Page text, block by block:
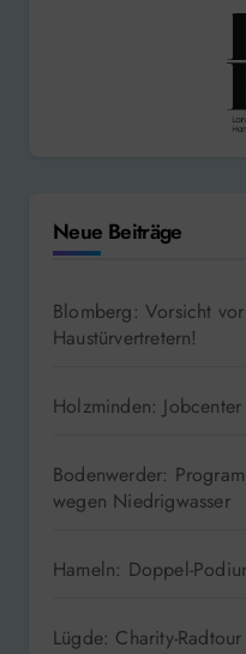
Neue Beiträge
Blomberg: Vorsicht
Haustürvertretern!
Holzminden:
Bodenwerder:
wegen Niedrigwasser
Hameln: Doppel-
Lügde: Charity-